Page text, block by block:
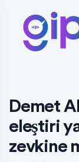
Demet
eleştiri
zevkine